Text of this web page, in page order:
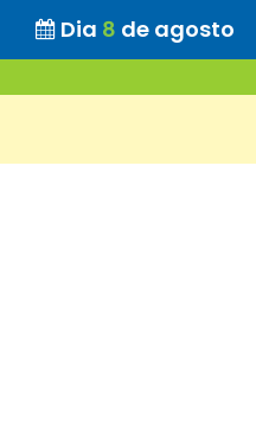
Dia 8 de agosto